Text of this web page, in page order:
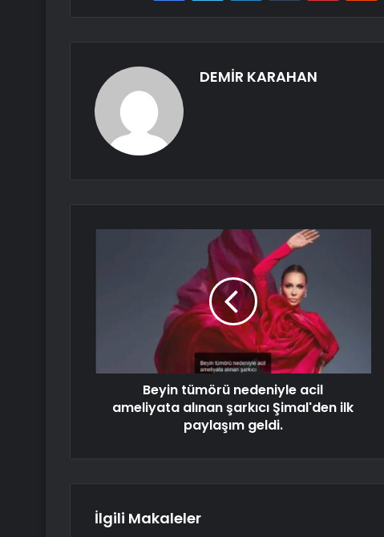
DEMİR KARAHAN
Beyin tümörü nedeniyle acil
ameliyata alınan şarkıcı Şimal'den ilk
paylaşım geldi.
İlgili Makaleler